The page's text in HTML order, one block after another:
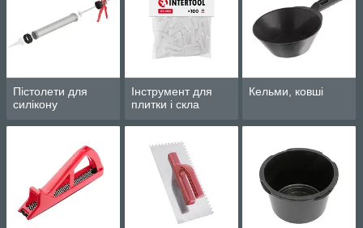
Пістолети для
силікону
Інструмент для
плитки і скла
Кельми, ковші